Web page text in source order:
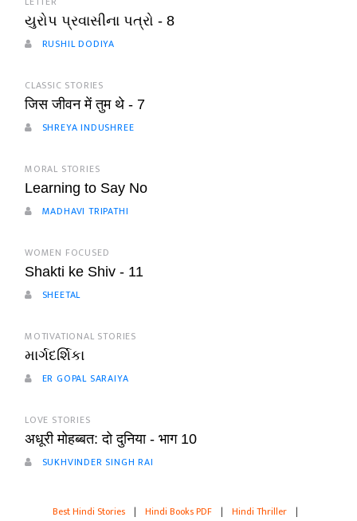
યુરોપ પ્રવાસીના પત્રો - 8
RUSHIL DODIYA
CLASSIC STORIES
जिस जीवन में तुम थे - 7
SHREYA INDUSHREE
MORAL STORIES
Learning to Say No
MADHAVI TRIPATHI
WOMEN FOCUSED
Shakti ke Shiv - 11
SHEETAL
MOTIVATIONAL STORIES
માર્ગદર્શિકા
ER GOPAL SARAIYA
LOVE STORIES
अधूरी मोहब्बत: दो दुनिया - भाग 10
SUKHVINDER SINGH RAI
Best Hindi Stories | Hindi Books PDF | Hindi Thriller |